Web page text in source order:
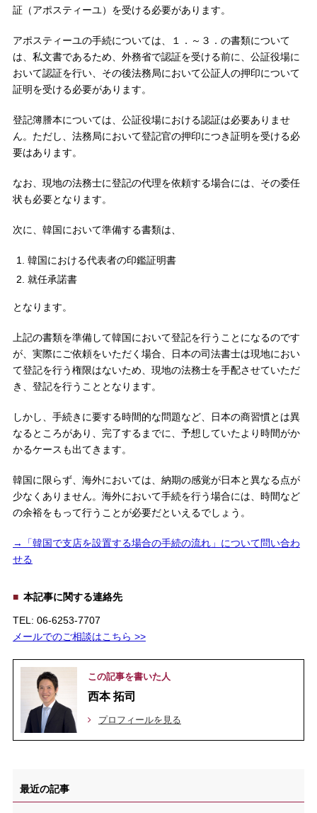
証（アポスティーユ）を受ける必要があります。
アポスティーユの手続については、１．～３．の書類について
は、私文書であるため、外務省で認証を受ける前に、公証役場に
おいて認証を行い、その後法務局において公証人の押印について
証明を受ける必要があります。
登記簿謄本については、公証役場における認証は必要ありませ
ん。ただし、法務局において登記官の押印につき証明を受ける必
要はあります。
なお、現地の法務士に登記の代理を依頼する場合には、その委任
状も必要となります。
次に、韓国において準備する書類は、
韓国における代表者の印鑑証明書
就任承諾書
となります。
上記の書類を準備して韓国において登記を行うことになるのです
が、実際にご依頼をいただく場合、日本の司法書士は現地におい
て登記を行う権限はないため、現地の法務士を手配させていただ
き、登記を行うこととなります。
しかし、手続きに要する時間的な問題など、日本の商習慣とは異
なるところがあり、完了するまでに、予想していたより時間がか
かるケースも出てきます。
韓国に限らず、海外においては、納期の感覚が日本と異なる点が
少なくありません。海外において手続を行う場合には、時間など
の余裕をもって行うことが必要だといえるでしょう。
→「韓国で支店を設置する場合の手続の流れ」について問い合わ
せる
本記事に関する連絡先
TEL: 06-6253-7707
メールでのご相談はこちら >>
この記事を書いた人
西本 拓司
プロフィールを見る
最近の記事